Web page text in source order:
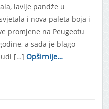
lavlje pandže u
i nova paleta boja i
promjene na Peugeotu
a sada je blago
[…] Opširnije…